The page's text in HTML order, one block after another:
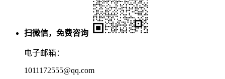
扫微信，免费咨询
电子邮箱：
1011172555@qq.com